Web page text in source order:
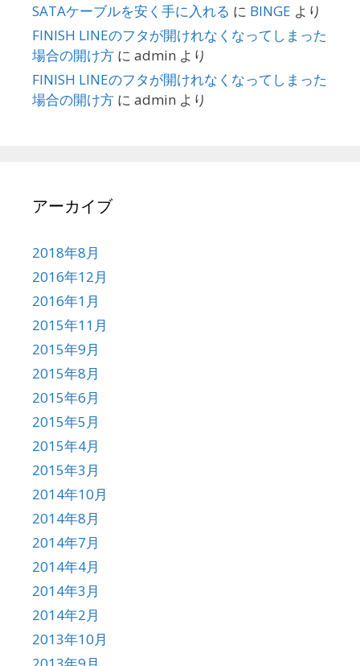
SATAケーブルを安く手に入れる に BINGE より
FINISH LINEのフタが開けれなくなってしまった
場合の開け方 に admin より
FINISH LINEのフタが開けれなくなってしまった
場合の開け方 に admin より
アーカイブ
2018年8月
2016年12月
2016年1月
2015年11月
2015年9月
2015年8月
2015年6月
2015年5月
2015年4月
2015年3月
2014年10月
2014年8月
2014年7月
2014年4月
2014年3月
2014年2月
2013年10月